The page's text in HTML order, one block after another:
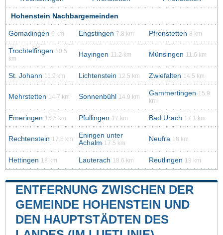
Hohenstein Nachbargemeinden
Gomadingen 6 km Engstingen 7.8 km Pfronstetten 8 km
Trochtelfingen 10.5
km
Hayingen 11.2 km Münsingen 11.6 km
St. Johann 11.9 km Lichtenstein 12.5 km Zwiefalten 14.5 km
Mehrstetten 14.7 km Sonnenbühl 14.9 km Gammertingen 15.9
km
Emeringen 16.6 km Pfullingen 17 km Bad Urach 17.1 km
Rechtenstein 17.5 km
Eningen unter
Achalm 17.5 km
Neufra 18 km
Hettingen 18 km Lauterach 18.6 km Reutlingen 19 km
ENTFERNUNG ZWISCHEN DER
GEMEINDE HOHENSTEIN UND
DEN HAUPTSTÄDTEN DES